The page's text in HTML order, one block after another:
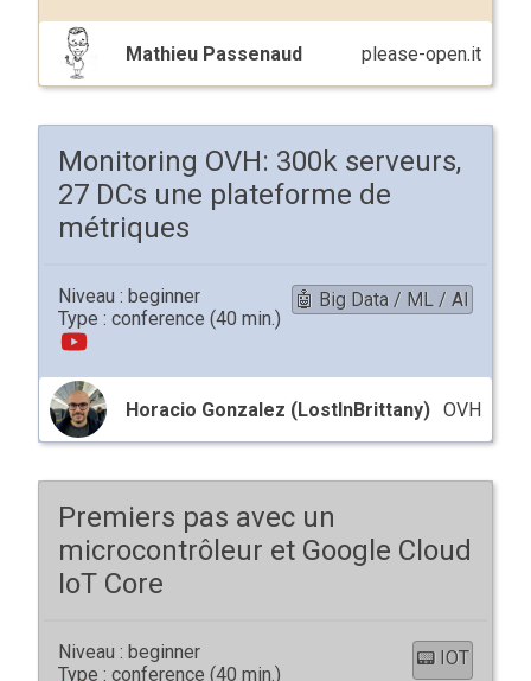
Mathieu Passenaud please-open.it
Monitoring OVH: 300k serveurs,
27 DCs une plateforme de
métriques
🤖 Big Data / ML / AI
beginner
conference
Horacio Gonzalez (LostInBrittany) OVH
Premiers pas avec un
microcontrôleur et Google Cloud
IoT Core
📟 IOT
beginner
conference